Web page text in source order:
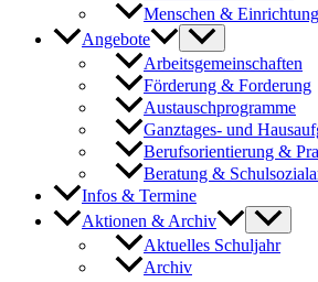
Menschen &
Angebote
Arbeitsgemeinschaften
Förderung & Forderung
Austauschprogramme
Ganztages- und
Berufsorientierung &
Beratung &
Infos & Termine
Aktionen & Archiv
Aktuelles Schuljahr
Archiv